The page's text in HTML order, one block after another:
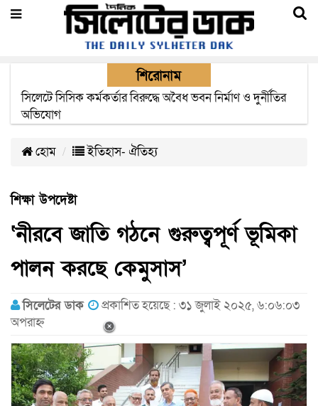
শিরোনাম
সিলেটে সিসিক কর্মকর্তার বিরুদ্ধে অবৈধ ভবন নির্মাণ ও দুর্নীতির
অভিযোগ
২২ ঘণ্টা পর ত্রুটি সেরে জেদ্দার উদ্দেশ্যে ছাড়লো বিমানের ফ্লাইট
হোম ইতিহাস- ঐতিহ্য
শিক্ষা উপদেষ্টা
‘নীরবে জাতি গঠনে গুরুত্বপূর্ণ ভূমিকা
পালন করছে কেমুসাস’
সিলেটের ডাক
প্রকাশিত হয়েছে : ৩১ জুলাই ২০২৫, ৬:০৬:০৩
অপরাহ্ন